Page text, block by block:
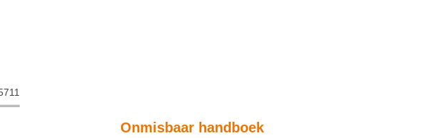
Onmisbaar handboek